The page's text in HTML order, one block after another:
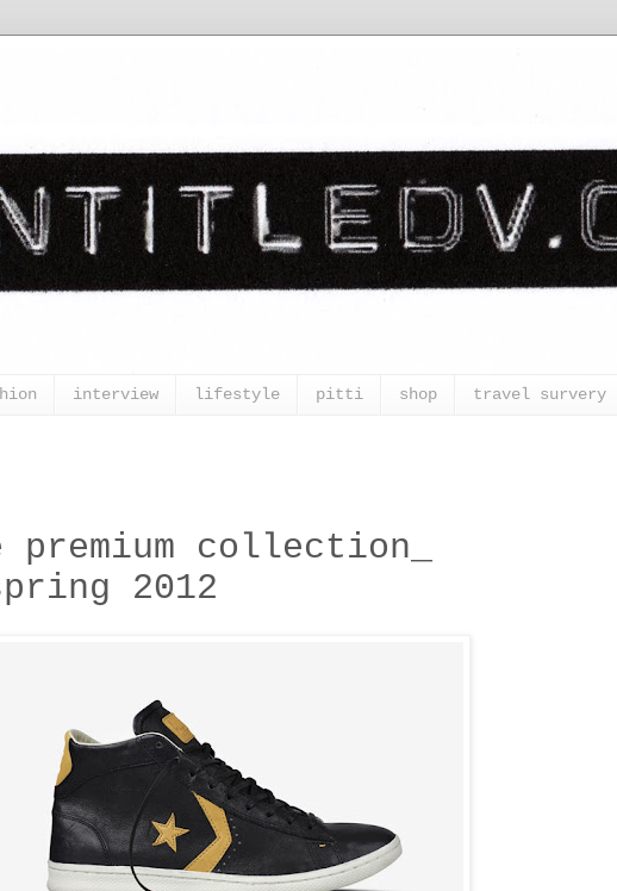
interview lifestyle pitti shop travel survery
premium collection_
2012